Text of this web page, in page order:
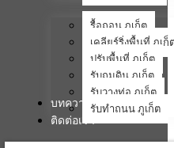
รื้อถอน ภูเก็ต
เคลียร์ริ่งพื้นที่ ภูเก็
ปรับพื้นที่ ภูเก็ต
รับถมดิน ภูเก็ต
รับวางท่อ ภูเก็ต
รับทำถนน ภูเก็ต
บทความ
ติดต่อเรา